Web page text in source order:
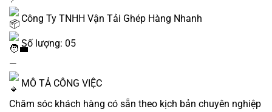
Công Ty TNHH Vận Tải Ghép Hàng Nhanh
Số lượng: 05
—
MÔ TẢ CÔNG VIỆC
Chăm sóc khách hàng có sẵn theo kịch bản chuyên nghiệp